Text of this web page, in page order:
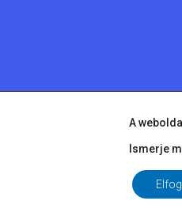
A
Ismerje